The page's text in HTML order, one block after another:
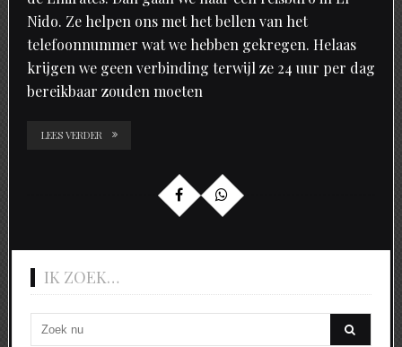
Nido. Ze helpen ons met het bellen van het
telefoonnummer wat we hebben gekregen. Helaas
krijgen we geen verbinding terwijl ze 24 uur per dag
bereikbaar zouden moeten
LEES VERDER
IK ZOEK…